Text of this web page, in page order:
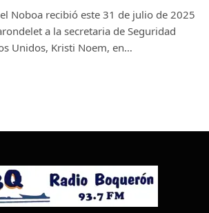
Noboa recibió este 31 de julio de 2025
a la secretaria de Seguridad
Unidos, Kristi Noem, en…